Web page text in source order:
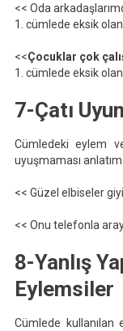
<< Oda
1. cümlede eksik
<<Çocuklar çok
1. cümlede eksik
7-Çatı
Cümledeki eylem
uyuşmaması
<< Güzel elbiseler
<< Onu telefonla
8-Yanlış
Eylemsiler
Cümlede kullanılan